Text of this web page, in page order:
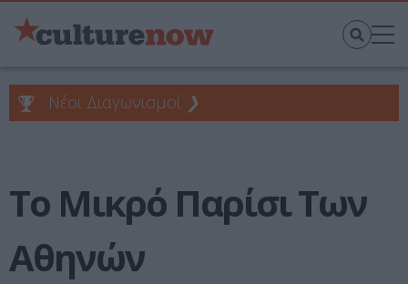
Νέοι Διαγωνισμοί ❯
Το Μικρό Παρίσι Των
Αθηνών